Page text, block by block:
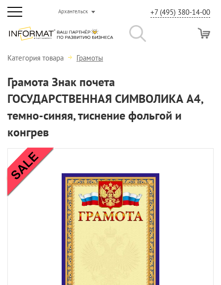
Архангельск +7 (495) 380-14-00
Категория товара Грамоты
Грамота Знак почета
ГОСУДАРСТВЕННАЯ СИМВОЛИКА А4,
темно-синяя, тиснение фольгой и
конгрев